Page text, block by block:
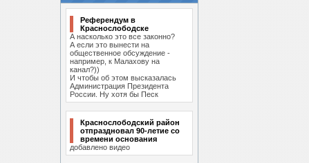
Референдум в
Краснослободске
А насколько это все законно?
А если это вынести на
общественное обсуждение -
например, к Малахову на
канал?))
И чтобы об этом высказалась
Администрация Президента
России. Ну хотя бы Песк
Краснослободский район
отпраздновал 90-летие со
времени основания
добавлено видео